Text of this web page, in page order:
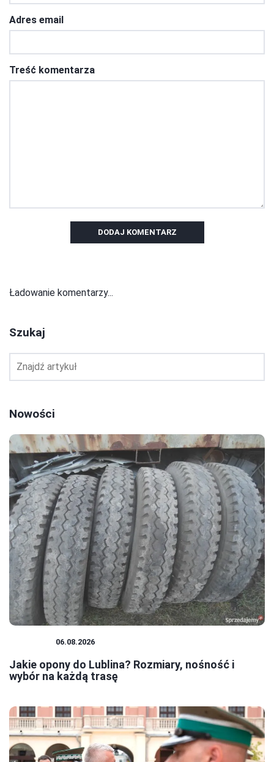
Adres email
Treść komentarza
DODAJ KOMENTARZ
Ładowanie komentarzy...
Szukaj
Nowości
06.08.2026
Jakie opony do Lublina? Rozmiary, nośność i
wybór na każdą trasę